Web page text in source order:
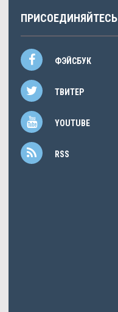
ПРИСОЕДИНЯЙТЕСЬ
ФЭЙСБУК
ТВИТЕР
YOUTUBE
RSS